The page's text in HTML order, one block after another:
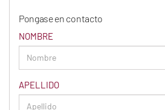
Pongase en contacto
NOMBRE
APELLIDO